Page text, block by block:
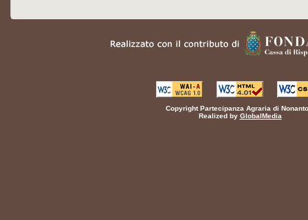
Copyright Partecipanza Agraria di
Realized by GlobalMedia